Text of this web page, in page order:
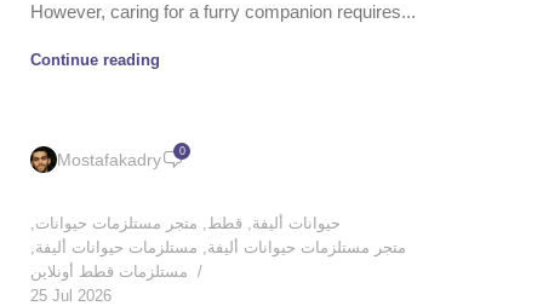
However, caring for a furry companion requires...
Continue reading
Mostafakadry 0
حيوانات أليفة, قطط, متجر مستلزمات حيوانات,
متجر مستلزمات حيوانات أليفة, مستلزمات حيوانات أليفة,
مستلزمات قطط أونلاين
25 Jul 2026